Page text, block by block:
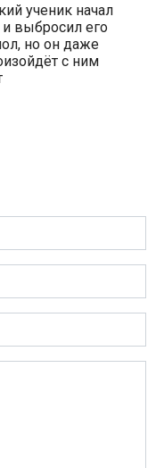
ученик начал
выбросил его
но он даже
с ним